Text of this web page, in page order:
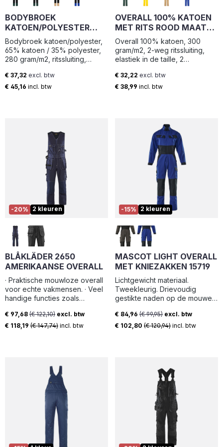
gewend bent is dit artikel
verkrijgbaar in een brede
maatrange, van maat 42 t/m 66.
broek biedt 6 cm extra lengte.
BODYBROEK
KATOEN/POLYESTER
ZWART MAAT 60
Bodybroek katoen/polyester,
65% katoen / 35% polyester,
280 gram/m2, ritssluiting,
kniezakken, 1 borstzak
metpennenzakje, 1
Normale prijs:
€ 37,32 excl. btw
€ 45,16 incl. btw
OVERALL 100% KATOEN
MET RITS ROOD MAAT
50
Overall 100% katoen, 300
gram/m2, 2-weg ritssluiting,
elastiek in de taille, 2
zijzakken, 2 intasten, acherzak
en duimstokzak.
Normale prijs:
€ 32,22 excl. btw
€ 38,99 incl. btw
-20% 2 kleuren
BLÅKLÄDER 2650
AMERIKAANSE OVERALL
· Praktische mouwloze overall
voor echte vakmensen. · Veel
handige functies zoals
losse spijkerzakken die in de
voorzakken kunnen worden
Verkoopprijs:
€ 97,68 (€ 122,10) excl. btw
€ 118,19 (€ 147,74) incl. btw
-15% 2 kleuren
MASCOT LIGHT OVERALL
MET KNIEZAKKEN 15719
Lichtgewicht materiaal.
Tweekleurig. Drievoudig
gestikte naden op de mouwen,
kruis. Hoge kraag. Sluiting met
tweewegrits, windvanger en
Achterzakken met klep.
Dijbeenzak met klep en
verborgen drukknopen.
Duimstokzak met
versterkingen bij de opening.
Manchetten met
drukknoopregulering. Elastiek
en rugplooi. Verstelbare
kniezakken van polyester.
Verkoopprijs:
€ 84,96 (€ 99,95) excl. btw
€ 102,80 (€ 120,94) incl. btw